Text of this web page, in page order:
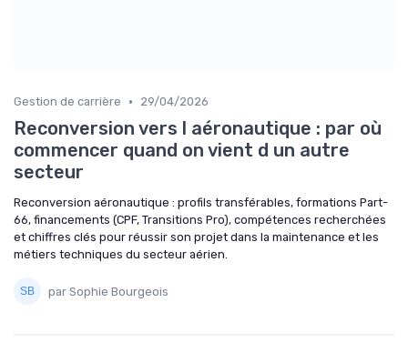
Gestion de carrière • 29/04/2026
Reconversion vers l aéronautique : par où
commencer quand on vient d un autre
secteur
Reconversion aéronautique : profils transférables, formations Part-
66, financements (CPF, Transitions Pro), compétences recherchées
et chiffres clés pour réussir son projet dans la maintenance et les
métiers techniques du secteur aérien.
par Sophie Bourgeois